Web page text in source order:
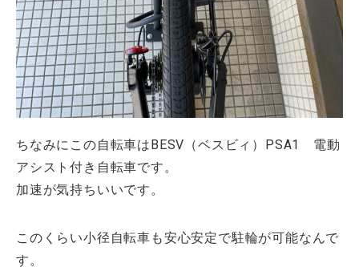
ちなみにこの自転車はBESV（ベスビィ）PSA1 電動
アシスト付き自転車です。
加速が気持ちいいです。
このくらい小径自転車も安心安定で駐輪が可能なんで
す。